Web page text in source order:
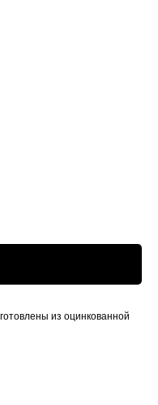
из оцинкованной